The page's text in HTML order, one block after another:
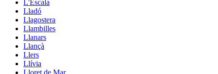
L'Escala
Lladó
Llagostera
Llambilles
Llanars
Llançà
Llers
Llívia
Lloret de Mar